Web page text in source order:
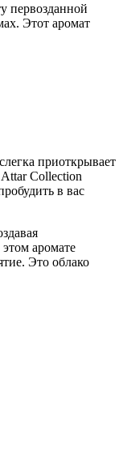
первозданной
Этот аромат
приоткрывает
Collection
в вас
аромате
Это облако